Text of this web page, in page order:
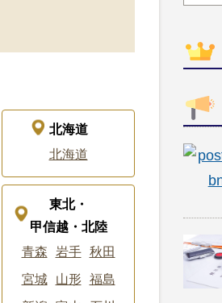
北海道
北海道
東北・
甲信越・北陸
青森
岩手
秋田
宮城
山形
福島